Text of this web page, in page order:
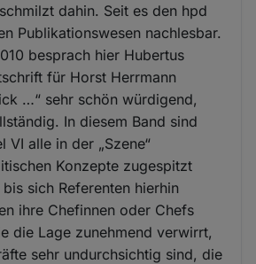
dahin. Seit es den hpd
Publikationswesen nachlesbar.
besprach hier Hubertus
für Horst Herrmann
…“ sehr schön würdigend,
In diesem Band sind
VI alle in der „Szene“
Konzepte zugespitzt
sich Referenten hierhin
ihre Chefinnen oder Chefs
die Lage zunehmend verwirrt,
sehr undurchsichtig sind, die